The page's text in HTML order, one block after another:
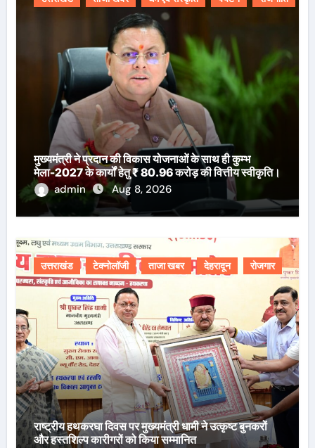
मुख्यमंत्री ने प्रदान की विकास योजनाओं के साथ ही कुम्भ
मेला-2027 के कार्यों हेतु ₹ 80.96 करोड़ की वित्तीय स्वीकृति।
admin
Aug 8, 2026
उत्तराखंड टेक्नोलॉजी ताजा खबर देहरादून रोजगार
राष्ट्रीय हथकरघा दिवस पर मुख्यमंत्री धामी ने उत्कृष्ट बुनकरों
और हस्तशिल्प कारीगरों को किया सम्मानित